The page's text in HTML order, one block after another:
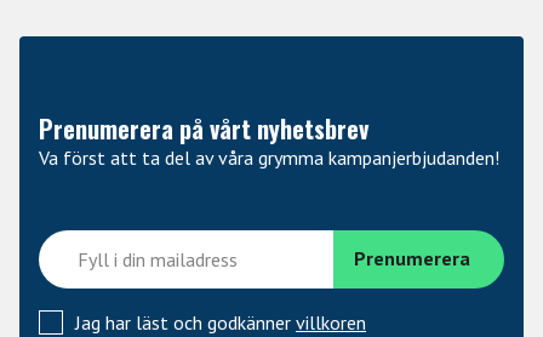
Prenumerera på vårt nyhetsbrev
Va först att ta del av våra grymma kampanjerbjudanden!
Jag har läst och godkänner villkoren